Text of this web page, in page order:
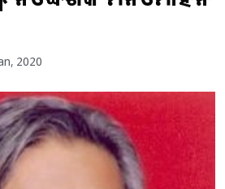
2020